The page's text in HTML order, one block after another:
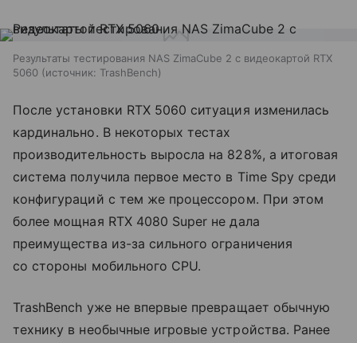
Результаты тестирования NAS ZimaCube 2 с видеокартой RTX
5060
источник: TrashBench
После установки RTX 5060 ситуация изменилась
кардинально. В некоторых тестах
производительность выросла на 828%, а итоговая
система получила первое место в Time Spy среди
конфигураций с тем же процессором. При этом
более мощная RTX 4080 Super не дала
преимущества из-за сильного ограничения
со стороны мобильного CPU.
TrashBench уже не впервые превращает обычную
технику в необычные игровые устройства. Ранее